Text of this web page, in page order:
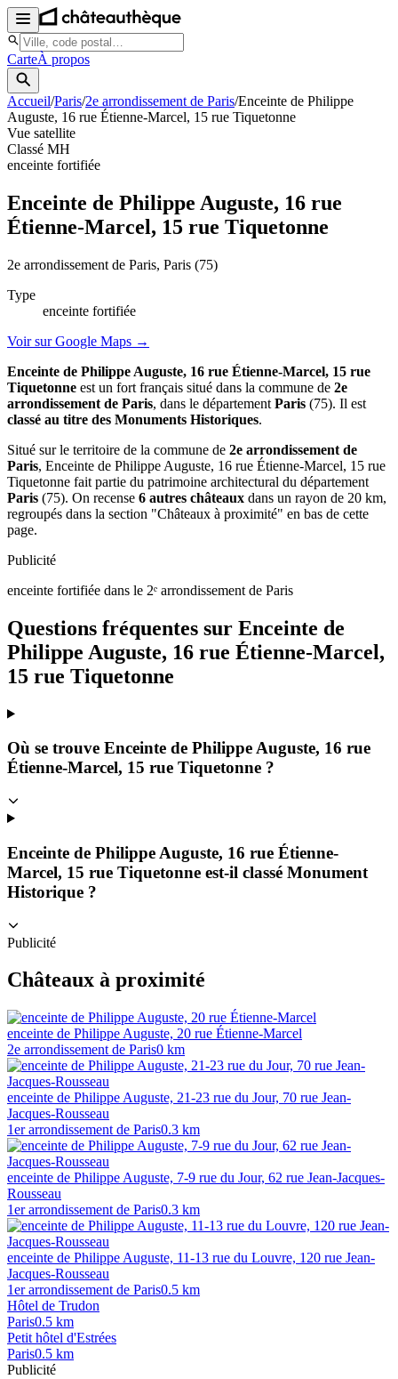
CarteÀ propos
Accueil/Paris/2e arrondissement de Paris/Enceinte de Philippe
Auguste, 16 rue Étienne-Marcel, 15 rue Tiquetonne
Vue satellite
Classé MH
enceinte fortifiée
Enceinte de Philippe Auguste, 16 rue
Étienne-Marcel, 15 rue Tiquetonne
2e arrondissement de Paris, Paris (75)
Type
enceinte fortifiée
Voir sur Google Maps →
Enceinte de Philippe Auguste, 16 rue Étienne-Marcel, 15 rue
Tiquetonne est un fort français situé dans la commune de 2e
arrondissement de Paris, dans le département Paris (75). Il est
classé au titre des Monuments Historiques.
Situé sur le territoire de la commune de 2e arrondissement de
Paris, Enceinte de Philippe Auguste, 16 rue Étienne-Marcel, 15 rue
Tiquetonne fait partie du patrimoine architectural du département
Paris (75). On recense 6 autres châteaux dans un rayon de 20 km,
regroupés dans la section "Châteaux à proximité" en bas de cette
page.
Publicité
enceinte fortifiée dans le 2ᵉ arrondissement de Paris
Questions fréquentes sur Enceinte de
Philippe Auguste, 16 rue Étienne-Marcel,
15 rue Tiquetonne
Où se trouve Enceinte de Philippe Auguste, 16 rue
Étienne-Marcel, 15 rue Tiquetonne ?
Enceinte de Philippe Auguste, 16 rue Étienne-
Marcel, 15 rue Tiquetonne est-il classé Monument
Historique ?
Publicité
Châteaux à proximité
enceinte de Philippe Auguste, 20 rue Étienne-Marcel
2e arrondissement de Paris0 km
enceinte de Philippe Auguste, 21-23 rue du Jour, 70 rue Jean-
Jacques-Rousseau
1er arrondissement de Paris0.3 km
enceinte de Philippe Auguste, 7-9 rue du Jour, 62 rue Jean-Jacques-
Rousseau
1er arrondissement de Paris0.3 km
enceinte de Philippe Auguste, 11-13 rue du Louvre, 120 rue Jean-
Jacques-Rousseau
1er arrondissement de Paris0.5 km
Hôtel de Trudon
Paris0.5 km
Petit hôtel d'Estrées
Paris0.5 km
Publicité